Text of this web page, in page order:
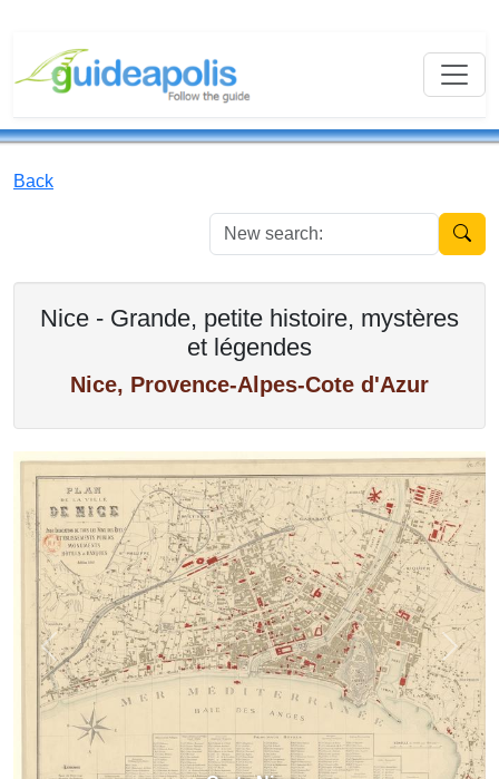
Back
New
Nice - Grande, petite histoire, mystères
et légendes
Nice, Provence-Alpes-Cote d'Azur
Previous Next